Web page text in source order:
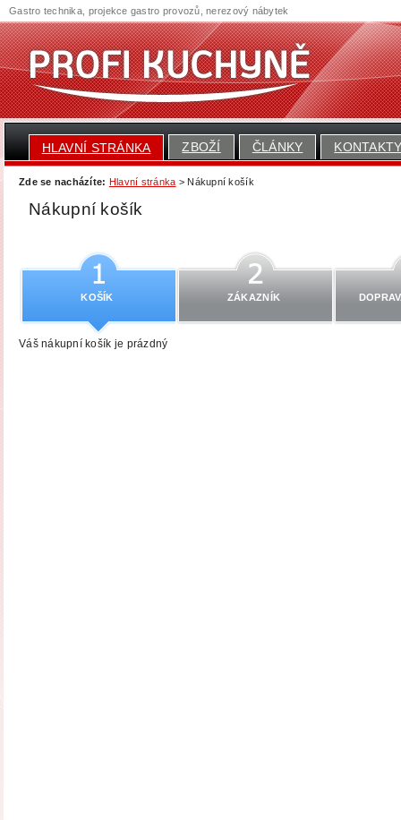
HLAVNÍ STRÁNKA ZBOŽÍ ČLÁNKY
Zde se nacházíte: Hlavní stránka > Nákupní košík
Nákupní košík
KOŠÍK ZÁKAZNÍK
Váš nákupní košík je prázdný
Gastro technika, projekce gastro provozů, nerezový nábytek